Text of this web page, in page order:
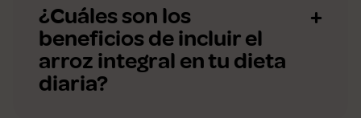
¿Cuáles son los
beneficios de incluir el
arroz integral en tu dieta
diaria?